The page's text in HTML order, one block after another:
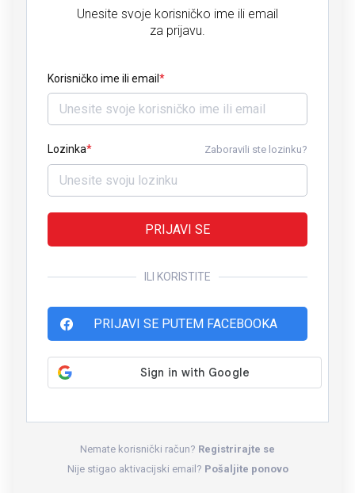
Unesite svoje korisničko ime ili email
za prijavu.
Korisničko ime ili email
Lozinka Zaboravili ste lozinku?
PRIJAVI SE
ILI KORISTITE
PRIJAVI SE PUTEM FACEBOOKA
Nemate korisnički račun? Registrirajte se
Nije stigao aktivacijski email? Pošaljite ponovo